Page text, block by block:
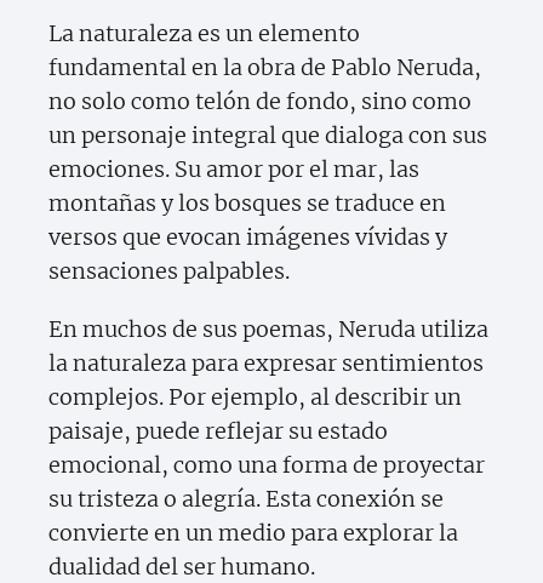
La naturaleza es un elemento
fundamental en la obra de Pablo Neruda,
no solo como telón de fondo, sino como
un personaje integral que dialoga con sus
emociones. Su amor por el mar, las
montañas y los bosques se traduce en
versos que evocan imágenes vívidas y
sensaciones palpables.
En muchos de sus poemas, Neruda utiliza
la naturaleza para expresar sentimientos
complejos. Por ejemplo, al describir un
paisaje, puede reflejar su estado
emocional, como una forma de proyectar
su tristeza o alegría. Esta conexión se
convierte en un medio para explorar la
dualidad del ser humano.